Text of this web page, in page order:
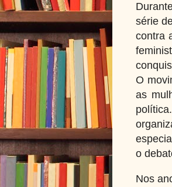
série
contra
O
as
o
Nos